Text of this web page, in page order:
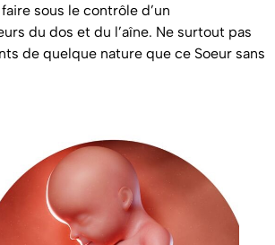
sous le contrôle d’un
du dos et du l’aîne. Ne surtout pas
de quelque nature que ce Soeur sans